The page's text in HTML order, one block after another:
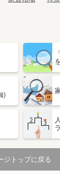
)
ジトップに戻る